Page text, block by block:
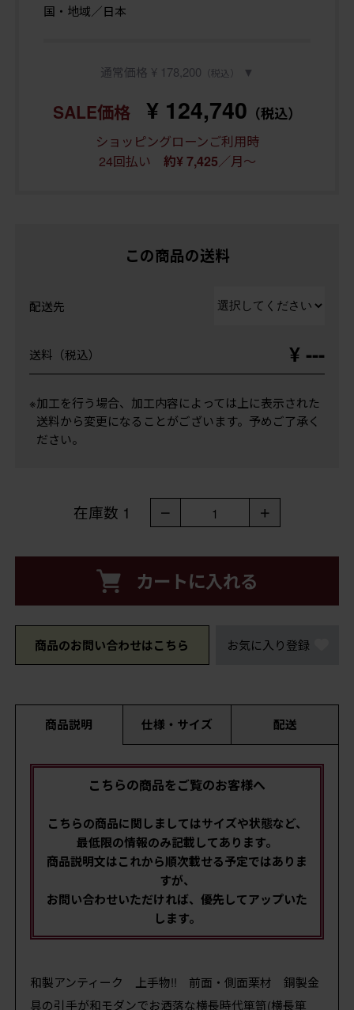
国・地域／日本
通常価格 ¥ 178,200 （税込） ▼
SALE価格 ¥ 124,740 （税込）
ショッピングローンご利用時
24回払い 約¥ 7,425／月～
この商品の送料
配送先
送料（税込） ¥ ---
※加工を行う場合、加工内容によっては上に表示された
送料から変更になることがございます。予めご了承く
ださい。
在庫数 1 － 1 ＋
カートに入れる
商品のお問い合わせはこちら お気に入り登録
商品説明 仕様・サイズ 配送
こちらの商品をご覧のお客様へ
こちらの商品に関しましてはサイズや状態など、
最低限の情報のみ記載してあります。
商品説明文はこれから順次載せる予定ではありま
すが、
お問い合わせいただければ、優先してアップいた
します。
和製アンティーク 上手物!! 前面・側面栗材 銅製金
具の引手が和モダンでお洒落な横長時代箪笥(横長箪